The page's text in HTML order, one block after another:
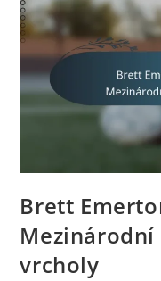
Tým
Brett
vrcholy